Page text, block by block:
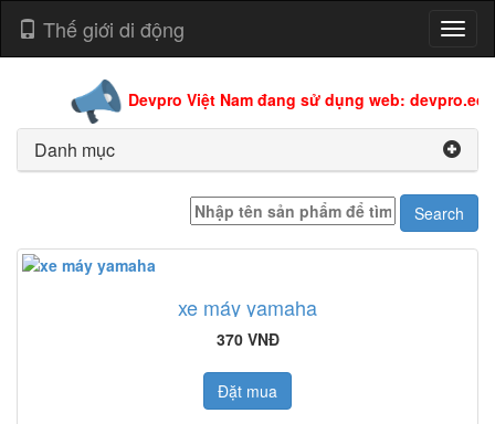
Thế giới di động
Devpro Việt Nam đang sử dụng web:
Danh mục
xe máy yamaha
370 VNĐ
Đặt mua